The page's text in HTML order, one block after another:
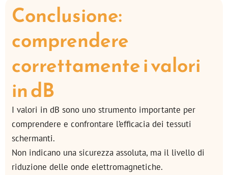
Conclusione:
comprendere
correttamente i valori
in dB
I valori in dB sono uno strumento importante per
comprendere e confrontare l’efficacia dei tessuti
schermanti.
Non indicano una sicurezza assoluta, ma il livello di
riduzione delle onde elettromagnetiche.